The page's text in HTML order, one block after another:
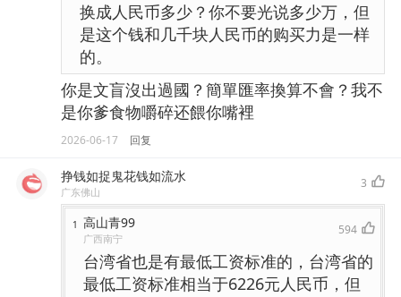
换成人民币多少？你不要光说多少万，但
是这个钱和几千块人民币的购买力是一样
的。
你是文盲沒出過國？簡單匯率換算不會？我不
是你爹食物嚼碎还餵你嘴裡
2026-06-17 回复
挣钱如捉鬼花钱如流水
广东佛山
3
1 高山青99
广西南宁
594
台湾省也是有最低工资标准的，台湾省的
最低工资标准相当于6226元人民币，但